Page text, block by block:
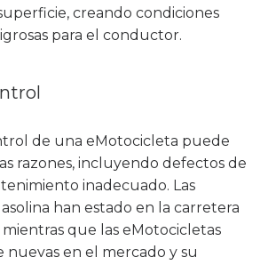
creando condiciones
para el conductor.
de una eMotocicleta puede
razones, incluyendo defectos de
inadecuado. Las
han estado en la carretera
que las eMotocicletas
nuevas en el mercado y su